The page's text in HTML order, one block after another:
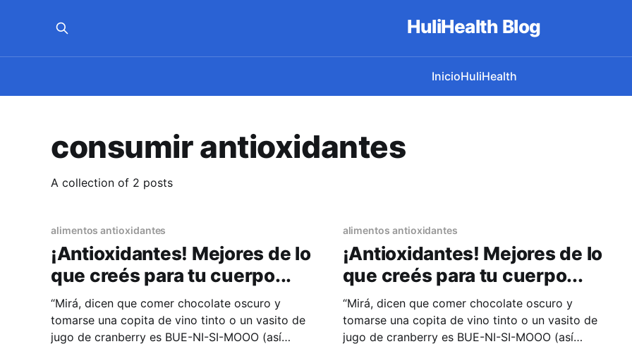
HuliHealth Blog
InicioHuliHealth
consumir antioxidantes
A collection of 2 posts
alimentos antioxidantes
¡Antioxidantes! Mejores de lo
que creés para tu cuerpo...
“Mirá, dicen que comer chocolate oscuro y
tomarse una copita de vino tinto o un vasito de
jugo de cranberry es BUE-NI-SI-MOOO (así
alimentos antioxidantes
¡Antioxidantes! Mejores de lo
que creés para tu cuerpo...
“Mirá, dicen que comer chocolate oscuro y
tomarse una copita de vino tinto o un vasito de
jugo de cranberry es BUE-NI-SI-MOOO (así